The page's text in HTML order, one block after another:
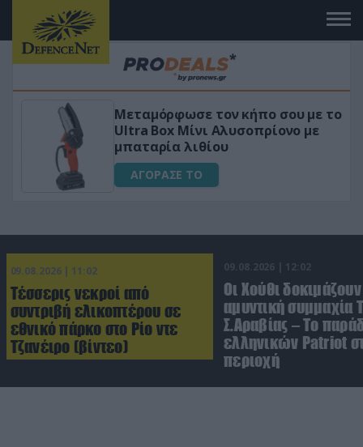
σου με το
«Μαγική» φόρμουλα
για αύξηση της λίμπιντο
ΑΓΟΡΑΣΕ ΤΟ
09.08.2026 | 11:02
Τέσσερις νεκροί από
συντριβή ελικοπτέρου σε
εθνικό πάρκο στο Ρίο ντε
Τζανέιρο (βίντεο)
09.08.2026 | 12:02
Οι Χούθι
αμυντική συμμαχία
Σ.Αραβίας – Το
ελληνικών Patriot
περιοχή